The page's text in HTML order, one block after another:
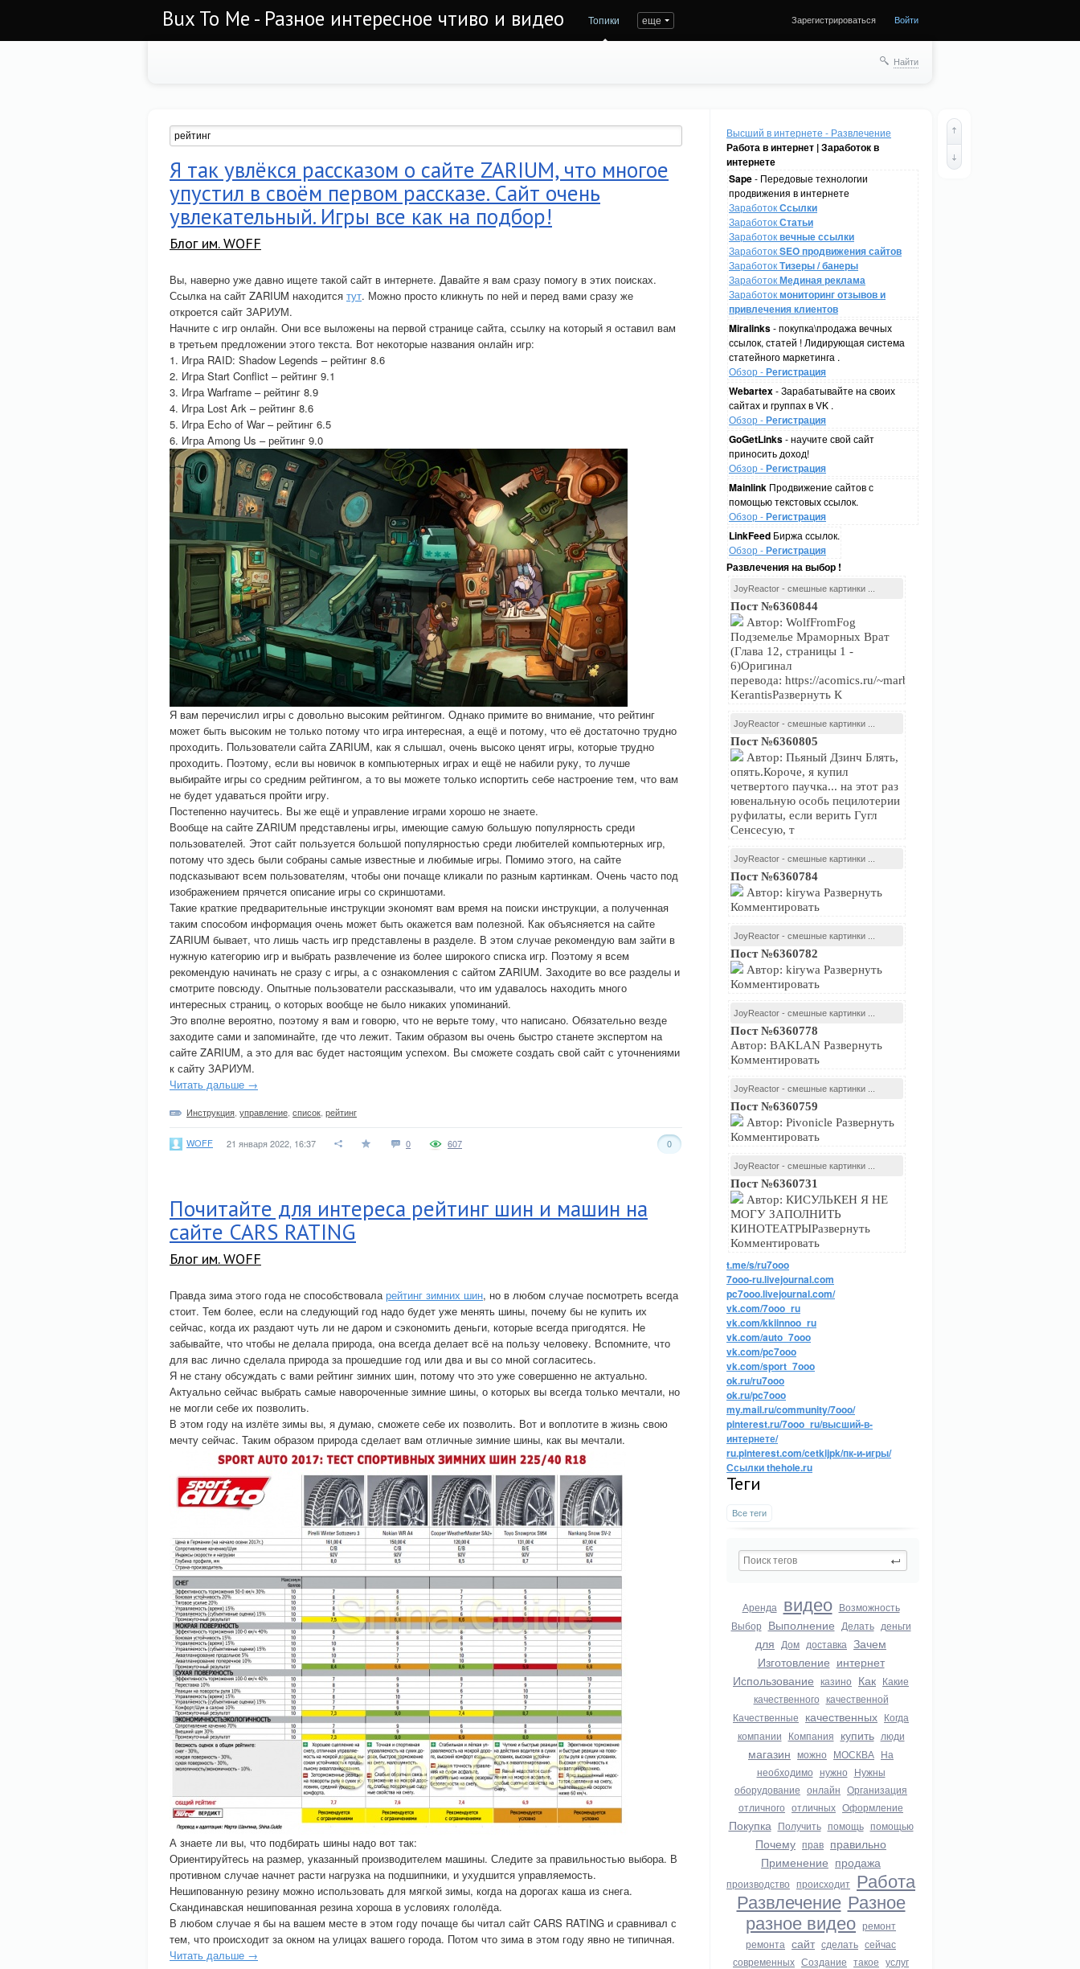
Bux To Me - Разное интересное чтиво и видео Топики еще Зарегистрироваться Войти
Найти
Высший в интернете - Развлечение
Работа в интернет | Заработок в
интернете
Sape- Передовые технологии
продвижения в интернете
ЗаработокСсылки
ЗаработокСтатьи
Заработоквечные ссылки
ЗаработокSEO продвижения сайтов
ЗаработокТизеры / банеры
ЗаработокМединая реклама
Заработокмониторинг отзывов и
привлечения клиентов
Miralinks- покупка\продажа вечных
ссылок, статей ! Лидирующая система
статейного маркетинга .
Обзор -Регистрация
Webartex- Зарабатывайте на своих
сайтах и группах в VK .
Обзор -Регистрация
GoGetLinks- научите свой сайт
приносить доход!
Обзор -Регистрация
Mainlink Продвижение сайтов с
помощью текстовых ссылок.
Обзор -Регистрация
LinkFeed Биржа ссылок.
Обзор -Регистрация
Развлечения на выбор !
JoyReactor - смешные картинки ...
Пост №6360844
Автор: WolfFromFog
Подземелье Мраморных Врат
(Глава 12, страницы 1 -
6)Оригинал
перевода: https://acomics.ru/~marblegateПереводчик:
KerantisРазвернуть К
JoyReactor - смешные картинки ...
Пост №6360805
Автор: Пьяный Дзинч Блять,
опять.Короче, я купил
четвертого паучка... на этот раз
ювенальную особь пецилотерии
руфилаты, если верить Гугл
Сенсесую, т
JoyReactor - смешные картинки ...
Пост №6360784
Автор: kirywa Развернуть
Комментировать
JoyReactor - смешные картинки ...
Пост №6360782
Автор: kirywa Развернуть
Комментировать
JoyReactor - смешные картинки ...
Пост №6360778
Автор: BAKLAN Развернуть
Комментировать
JoyReactor - смешные картинки ...
Пост №6360759
Автор: Pivonicle Развернуть
Комментировать
JoyReactor - смешные картинки ...
Пост №6360731
Автор: КИСУЛЬКЕН Я НЕ
МОГУ ЗАПОЛНИТЬ
КИНОТЕАТРЫРазвернуть
Комментировать
t.me/s/ru7ooo
7ooo-ru.livejournal.com
pc7ooo.livejournal.com/
vk.com/7ooo_ru
vk.com/kkiinnoo_ru
vk.com/auto_7ooo
vk.com/pc7ooo
vk.com/sport_7ooo
ok.ru/ru7ooo
ok.ru/pc7ooo
my.mail.ru/community/7ooo/
pinterest.ru/7ooo_ru/высший-в-
интернете/
ru.pinterest.com/cetkijpk/пк-и-игры/
Ссылки thehole.ru
Теги
Все теги
Аренда видео Возможность
Выбор Выполнение Делать деньги
для Дом доставка Зачем
Изготовление интернет
Использование казино Как Какие
качественного качественной
Качественные качественных Когда
компании Компания купить люди
магазин можно МОСКВА На
необходимо нужно Нужны
оборудование онлайн Организация
отличного отличных Оформление
Покупка Получить помощь помощью
Почему прав правильно
Применение продажа
производство происходит Работа
Развлечение Разное
разное видео ремонт
ремонта сайт сделать сейчас
современных Создание такое услуг
Я так увлёкся рассказом о сайте ZARIUM, что многое
упустил в своём первом рассказе. Сайт очень
увлекательный. Игры все как на подбор!
Блог им. WOFF
Вы, наверно уже давно ищете такой сайт в интернете. Давайте я вам сразу помогу в этих поисках.
Ссылка на сайт ZARIUM находится тут. Можно просто кликнуть по ней и перед вами сразу же
откроется сайт ЗАРИУМ.
Начните с игр онлайн. Они все выложены на первой странице сайта, ссылку на который я оставил вам
в третьем предложении этого текста. Вот некоторые названия онлайн игр:
1. Игра RAID: Shadow Legends – рейтинг 8.6
2. Игра Start Conflict – рейтинг 9.1
3. Игра Warframe – рейтинг 8.9
4. Игра Lost Ark – рейтинг 8.6
5. Игра Echo of War – рейтинг 6.5
6. Игра Among Us – рейтинг 9.0
Я вам перечислил игры с довольно высоким рейтингом. Однако примите во внимание, что рейтинг
может быть высоким не только потому что игра интересная, а ещё и потому, что её достаточно трудно
проходить. Пользователи сайта ZARIUM, как я слышал, очень высоко ценят игры, которые трудно
проходить. Поэтому, если вы новичок в компьютерных играх и ещё не набили руку, то лучше
выбирайте игры со средним рейтингом, а то вы можете только испортить себе настроение тем, что вам
не будет удаваться пройти игру.
Постепенно научитесь. Вы же ещё и управление играми хорошо не знаете.
Вообще на сайте ZARIUM представлены игры, имеющие самую большую популярность среди
пользователей. Этот сайт пользуется большой популярностью среди любителей компьютерных игр,
потому что здесь были собраны самые известные и любимые игры. Помимо этого, на сайте
подсказывают всем пользователям, чтобы они почаще кликали по разным картинкам. Очень часто под
изображением прячется описание игры со скриншотами.
Такие краткие предварительные инструкции экономят вам время на поиски инструкции, а полученная
таким способом информация очень может быть окажется вам полезной. Как объясняется на сайте
ZARIUM бывает, что лишь часть игр представлены в разделе. В этом случае рекомендую вам зайти в
нужную категорию игр и выбрать развлечение из более широкого списка игр. Поэтому я всем
рекомендую начинать не сразу с игры, а с ознакомления с сайтом ZARIUM. Заходите во все разделы и
смотрите повсюду. Опытные пользователи рассказывали, что им удавалось находить много
интересных страниц, о которых вообще не было никаких упоминаний.
Это вполне вероятно, поэтому я вам и говорю, что не верьте тому, что написано. Обязательно везде
заходите сами и запоминайте, где что лежит. Таким образом вы очень быстро станете экспертом на
сайте ZARIUM, а это для вас будет настоящим успехом. Вы сможете создать свой сайт с уточнениями
к сайту ЗАРИУМ.
Читать дальше →
Инструкция управление список рейтинг
WOFF 21 января 2022, 16:37 0 0
607
Почитайте для интереса рейтинг шин и машин на
сайте CARS RATING
Блог им. WOFF
Правда зима этого года не способствоваларейтинг зимних шин, но в любом случае посмотреть всегда
стоит. Тем более, если на следующий год надо будет уже менять шины, почему бы не купить их
сейчас, когда их раздают чуть ли не даром и сэкономить деньги, которые всегда пригодятся. Не
забывайте, что чтобы не делала природа, она всегда делает всё на пользу человеку. Вспомните, что
для вас лично сделала природа за прошедшие год или два и вы со мной согласитесь.
Я не стану обсуждать с вами рейтинг зимних шин, потому что это уже совершенно не актуально.
Актуально сейчас выбрать самые навороченные зимние шины, о которых вы всегда только мечтали, но
не могли себе их позволить.
В этом году на излёте зимы вы, я думаю, сможете себе их позволить. Вот и воплотите в жизнь свою
мечту сейчас. Таким образом природа сделает вам отличные зимние шины, как вы мечтали.
А знаете ли вы, что подбирать шины надо вот так:
Ориентируйтесь на размер, указанный производителем машины. Следите за правильностью выбора. В
противном случае начнет расти нагрузка на подшипники, и ухудшится управляемость.
Нешипованную резину можно использовать для мягкой зимы, когда на дорогах каша из снега.
Скандинавская нешипованная резина хороша в условиях гололёда.
В любом случае я бы на вашем месте в этом году почаще бы читал сайт CARS RATING и сравнивал с
тем, что происходит за окном на улицах вашего города. Потом что зима в этом году явно не типичная.
Читать дальше →